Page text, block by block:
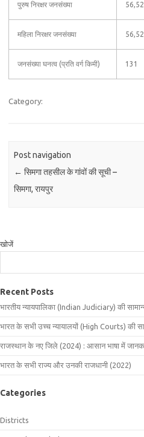
पुरुष निरक्षर जनसंख्या
महिला निरक्षर जनसंख्या
जनसंख्या घनत्व (प्रति वर्ग किमी) 131
Category:
Post navigation
← सिमगा तहसील के गांवों की सूची –
सिमगा, रायपुर
खोजें
Recent Posts
भारतीय न्यायपालिका (Indian Judiciary) की
भारत के सभी उच्च न्यायालयों (High Courts) की
राजस्थान के नए जिले (2024) : आसान भाषा में
भारत के सभी राज्य और उनकी राजधानी (2022)
Categories
Districts